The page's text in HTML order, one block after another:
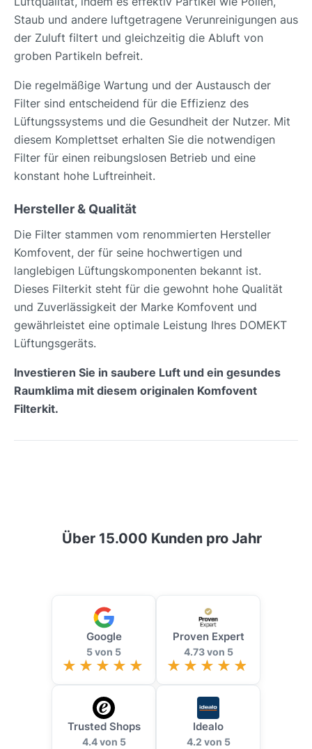
Staub und andere luftgetragene Verunreinigungen aus
der Zuluft filtert und gleichzeitig die Abluft von
groben Partikeln befreit.
Die regelmäßige Wartung und der Austausch der
Filter sind entscheidend für die Effizienz des
Lüftungssystems und die Gesundheit der Nutzer. Mit
diesem Komplettset erhalten Sie die notwendigen
Filter für einen reibungslosen Betrieb und eine
konstant hohe Luftreinheit.
Hersteller & Qualität
Die Filter stammen vom renommierten Hersteller
Komfovent, der für seine hochwertigen und
langlebigen Lüftungskomponenten bekannt ist.
Dieses Filterkit steht für die gewohnt hohe Qualität
und Zuverlässigkeit der Marke Komfovent und
gewährleistet eine optimale Leistung Ihres DOMEKT
Lüftungsgeräts.
Investieren Sie in saubere Luft und ein gesundes
Raumklima mit diesem originalen Komfovent
Filterkit.
Über 15.000 Kunden pro Jahr
Google
5 von 5
Proven Expert
4.73 von 5
Trusted Shops
4.4 von 5
Idealo
4.2 von 5